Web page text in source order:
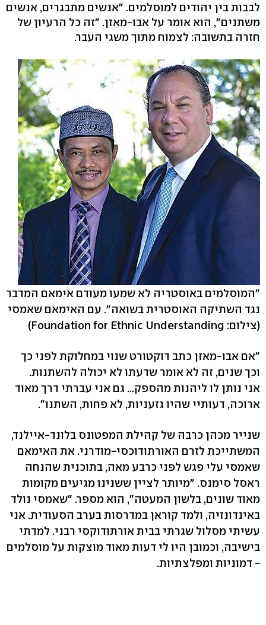
לבבות בין יהודים למוסלמים. "אנשים מתבגרים, אנשים
משתנים", הוא אומר על אבו-מאזן. "זה כל הרעיון של
חזרה בתשובה: לצמוח מתוך משגי העבר.
"המוסלמים באוסטריה לא שמעו מעודם אימאם המדבר
נגד השתיקה האוסטרית בשואה". עם האימאם שאמסי
(צילום: Foundation for Ethnic Understanding)
"אם אבו-מאזן כתב דוקטורט שנוי במחלוקת לפני כך
וכך שנים, זה לא אומר שדעתו לא יכולה להשתנות.
אני נותן לו ליהנות מהספק... גם אני עברתי דרך מאוד
ארוכה, דעותיי שהיו גזעניות, לא פחות, השתנו".
שנייר מכהן כרבה של קהילת המפטונס בלונד-איילנד,
המשתייכת לזרם האורתודוכסי-מודרני. את האימאם
שאמסי עלי פגש לפני כרבע מאה, בתוכנית שהנחה
ראסל סימנס. "מיותר לציין ששנינו מגיעים מקומות
מאוד שונים, בלשון המעטה", הוא מספר. "שאמסי נולד
באינדונזיה, ולמד קוראן במדרסות בערב הסעודית. אני
עשיתי מסלול שגרתי בבית אורתודוקסי רבני. למדתי
בישיבה, וכמובן היו לי דעות מאוד מוצקות על מוסלמים
- דמוניות ומפלצתיות.